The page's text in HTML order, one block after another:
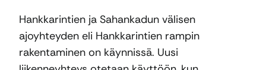
Hankkarintien ja Sahankadun välisen
ajoyhteyden eli Hankkarintien rampin
rakentaminen on käynnissä. Uusi